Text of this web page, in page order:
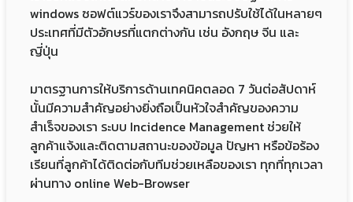
windows ซอฟต์แวร์ของเราจึงสามารถปรับใช้ได้ในหลายๆ
ประเทศที่มีตัวอักษรที่แตกต่างกัน เช่น อังกฤษ จีน และ
ญี่ปุ่น
มาตรฐานการให้บริการด้านเทคนิคตลอด 7 วันต่อสัปดาห์
นั้นมีความสำคัญอย่างยิ่งถือเป็นหัวใจสำคัญของความ
สำเร็จของเรา ระบบ Incidence Management ช่วยให้
ลูกค้าแจ้งและติดตามสถานะของข้อมูล ปัญหา หรือข้อร้อง
เรียนที่ลูกค้าได้ติดต่อกับทีมช่วยเหลือของเรา ทุกที่ทุกเวลา
ผ่านทาง online Web-Browser